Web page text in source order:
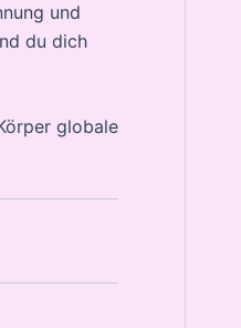
und
du dich
globale